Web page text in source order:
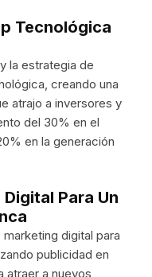
Tecnológica
la estrategia de
creando una
atrajo a inversores y
del 30% en el
en la generación
Para Un
digital para
publicidad en
atraer a nuevos